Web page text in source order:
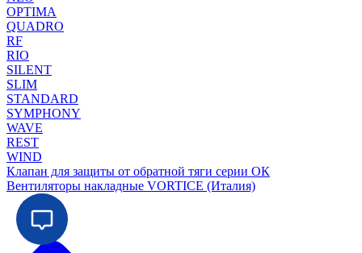
OPTIMA
QUADRO
RF
RIO
SILENT
SLIM
STANDARD
SYMPHONY
WAVE
REST
WIND
Клапан для защиты от обратной тяги серии ОК
Вентиляторы накладные VORTICE (Италия)